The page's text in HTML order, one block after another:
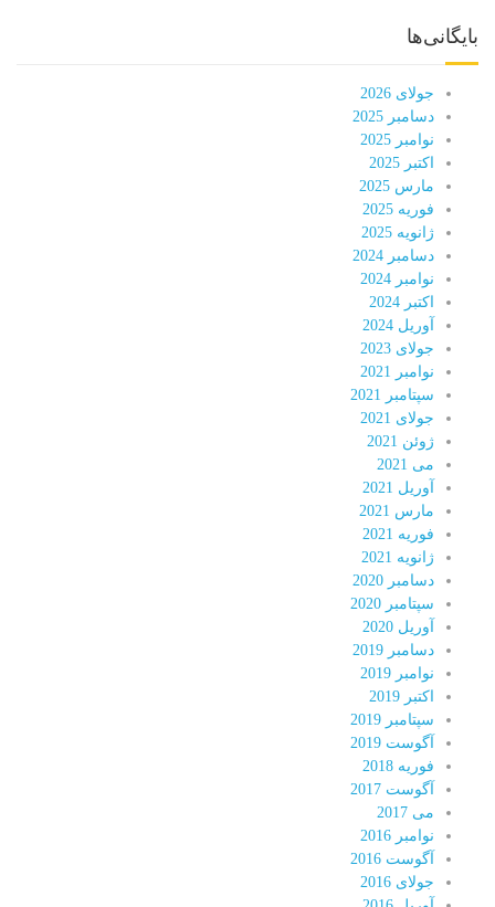
بایگانی‌ها
جولای 2026
دسامبر 2025
نوامبر 2025
اکتبر 2025
مارس 2025
فوریه 2025
ژانویه 2025
دسامبر 2024
نوامبر 2024
اکتبر 2024
آوریل 2024
جولای 2023
نوامبر 2021
سپتامبر 2021
جولای 2021
ژوئن 2021
می 2021
آوریل 2021
مارس 2021
فوریه 2021
ژانویه 2021
دسامبر 2020
سپتامبر 2020
آوریل 2020
دسامبر 2019
نوامبر 2019
اکتبر 2019
سپتامبر 2019
آگوست 2019
فوریه 2018
آگوست 2017
می 2017
نوامبر 2016
آگوست 2016
جولای 2016